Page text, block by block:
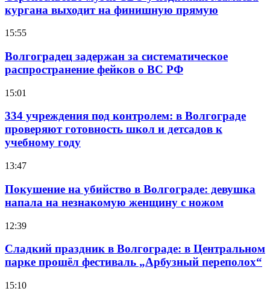
кургана выходит на финишную прямую
15:55
Волгоградец задержан за систематическое
распространение фейков о ВС РФ
15:01
334 учреждения под контролем: в Волгограде
проверяют готовность школ и детсадов к
учебному году
13:47
Покушение на убийство в Волгограде: девушка
напала на незнакомую женщину с ножом
12:39
Сладкий праздник в Волгограде: в Центральном
парке прошёл фестиваль „Арбузный переполох“
15:10